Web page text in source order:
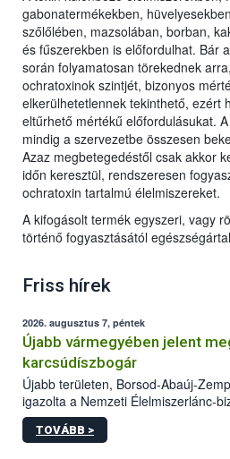
gabonatermékekben,
szőlőlében, mazsolában, borban,
és fűszerekben is előfordulhat. Bár
során folyamatosan törekednek
ochratoxinok szintjét, bizonyos
elkerülhetetlennek tekinthető, ezért
eltűrhető mértékű előfordulásukat.
mindig a szervezetbe összesen
Azaz megbetegedéstől csak akkor
időn keresztül, rendszeresen
ochratoxin tartalmú élelmiszereket.
A kifogásolt termék egyszeri, vagy
történő fogyasztásától
Friss hírek
2026. augusztus 7, péntek
Újabb vármegyében jelent
karcsúdíszbogár
Újabb területen, Borsod-Abaúj-
igazolta a Nemzeti Élelmiszerlánc-
kőrisrontó karcsúdíszbogár (Agrilus
kártevőt nem csak színcsapdában
TOVÁBB >